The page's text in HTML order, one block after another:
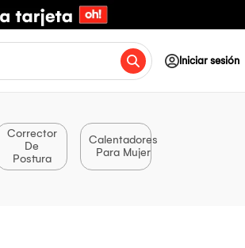
Iniciar sesión
Corrector
De
Postura
Calentadores
Para Mujer